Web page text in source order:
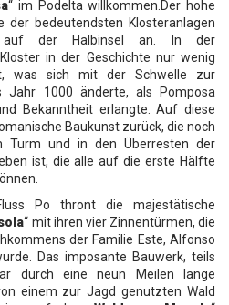
“ im Podelta willkommen.Der hohe
bedeutendsten Klosteranlagen
auf der Halbinsel an. In der
in der Geschichte nur wenig
was sich mit der Schwelle zur
Jahr 1000 änderte, als Pomposa
Bekanntheit erlangte. Auf diese
Baukunst zurück, die noch
Turm und in den Überresten der
ist, die alle auf die erste Hälfte
Po thront die majestätische
“ mit ihren vier Zinnentürmen, die
der Familie Este, Alfonso
Das imposante Bauwerk, teils
durch eine neun Meilen lange
einem zur Jagd genutzten Wald